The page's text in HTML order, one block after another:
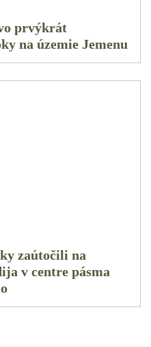
prvýkrát
na územie Jemenu
zaútočili na
v centre pásma